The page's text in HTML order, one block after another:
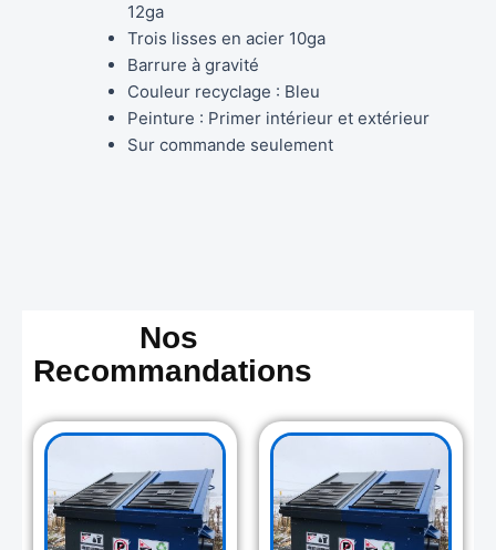
12ga
Trois lisses en acier 10ga
Barrure à gravité
Couleur recyclage : Bleu
Peinture : Primer intérieur et extérieur
Sur commande seulement
Nos
Recommandations